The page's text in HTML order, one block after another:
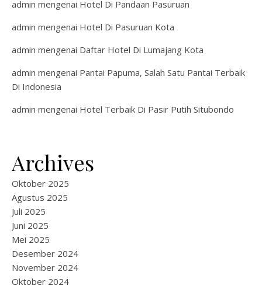
admin mengenai Hotel Di Pandaan Pasuruan
admin mengenai Hotel Di Pasuruan Kota
admin mengenai Daftar Hotel Di Lumajang Kota
admin mengenai Pantai Papuma, Salah Satu Pantai Terbaik
Di Indonesia
admin mengenai Hotel Terbaik Di Pasir Putih Situbondo
Archives
Oktober 2025
Agustus 2025
Juli 2025
Juni 2025
Mei 2025
Desember 2024
November 2024
Oktober 2024